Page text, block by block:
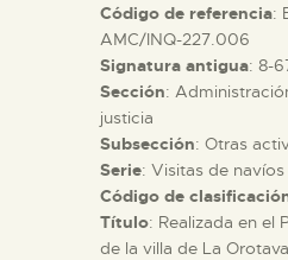
ESPAÑOL
PREPARAR LA
ACTIVIDADES
█
Código de referencia:
AMC/INQ-227.006
Signatura antigua: 8-
Sección:
justicia
Subsección: Otras
Serie: Visitas de navíos
Código de
Título: Realizada en el
de la villa de La